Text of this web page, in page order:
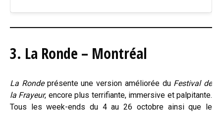
3. La Ronde – Montréal
La Rondeprésente une version améliorée du Festival de
la Frayeur, encore plus terrifiante, immersive et palpitante.
Tous les week-ends du 4 au 26 octobre ainsi que le